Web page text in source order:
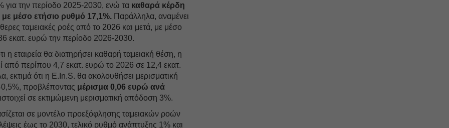
την περίοδο 2025-2030, ενώ τα καθαρά κέρδη
με μέσο ετήσιο ρυθμό 17,1%. Παράλληλα, αναμένει
ταμειακές ροές από το 2026 και μετά, με μέσο
εκατ. ευρώ την περίοδο 2026-2030.
η εταιρεία θα διατηρήσει καθαρή ταμειακή θέση, η
από περίπου 4,7 εκατ. ευρώ το 2026 σε 12,4 εκατ.
ότι η E.In.S. θα ακολουθήσει μερισματική
προβλέποντας μέρισμα 0,06 ευρώ ανά
σε εκτιμώμενη μερισματική απόδοση 3%.
σε μοντέλο προεξόφλησης ταμειακών ροών
έως το 2030, τελικό ρυθμό ανάπτυξης 1% και